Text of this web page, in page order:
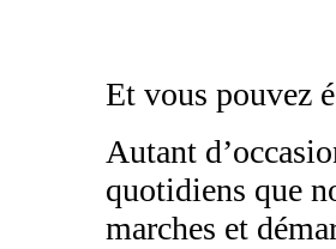
Et vous pouvez
Autant
quotidiens que
marches et